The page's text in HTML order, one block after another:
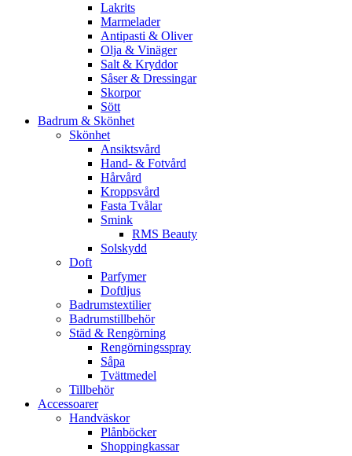
Lakrits
Marmelader
Antipasti & Oliver
Olja & Vinäger
Salt & Kryddor
Såser & Dressingar
Skorpor
Sött
Badrum & Skönhet
Skönhet
Ansiktsvård
Hand- & Fotvård
Hårvård
Kroppsvård
Fasta Tvålar
Smink
RMS Beauty
Solskydd
Doft
Parfymer
Doftljus
Badrumstextilier
Badrumstillbehör
Städ & Rengörning
Rengörningsspray
Såpa
Tvättmedel
Tillbehör
Accessoarer
Handväskor
Plånböcker
Shoppingkassar